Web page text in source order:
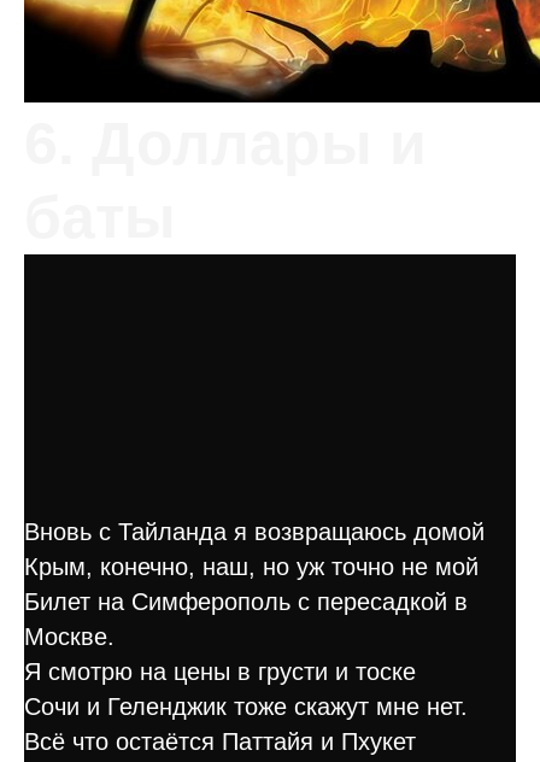
Вновь с Тайланда я возвращаюсь домой
Крым, конечно, наш, но уж точно не мой
Билет на Симферополь с пересадкой в
Москве.
Я смотрю на цены в грусти и тоске
Сочи и Геленджик тоже скажут мне нет.
Всё что остаётся Паттайя и Пхукет